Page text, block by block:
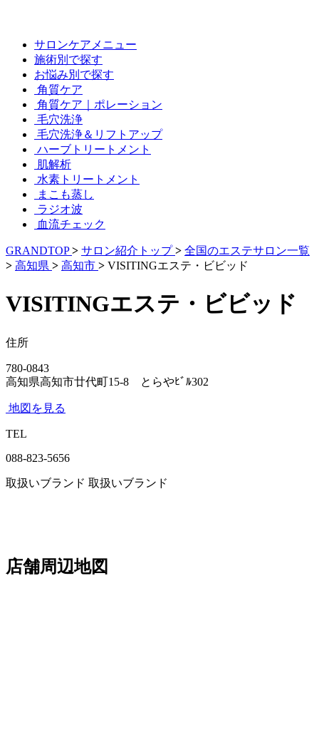
サロンケアメニュー
施術別で探す
お悩み別で探す
角質ケア
角質ケア｜ポレーション
毛穴洗浄
毛穴洗浄＆リフトアップ
ハーブトリートメント
肌解析
水素トリートメント
まこも蒸し
ラジオ波
血流チェック
GRANDTOP > サロン紹介トップ > 全国のエステサロン一覧
> 高知県 > 高知市 > VISITINGエステ・ビビッド
VISITINGエステ・ビビッド
住所
780-0843
高知県高知市廿代町15-8 とらやﾋﾞﾙ302
地図を見る
TEL
088-823-5656
取扱いブランド 取扱いブランド
店舗周辺地図